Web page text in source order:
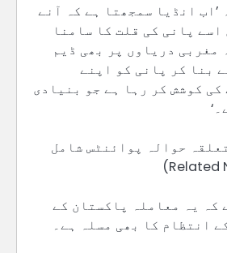
’اب انڈیا سمجھتا ہے کہ آنے
پانی کی قلت کا سامنا
مغربی دریاوں پر بھی ڈیم
بنا کر پانی کو اپنے
کی کوشش کر رہا ہے جو بنیادی
حوالہ پوائنٹس شامل
کہ یہ معاملہ پاکستان کے
انتظام کا بھی مسلہ ہے۔